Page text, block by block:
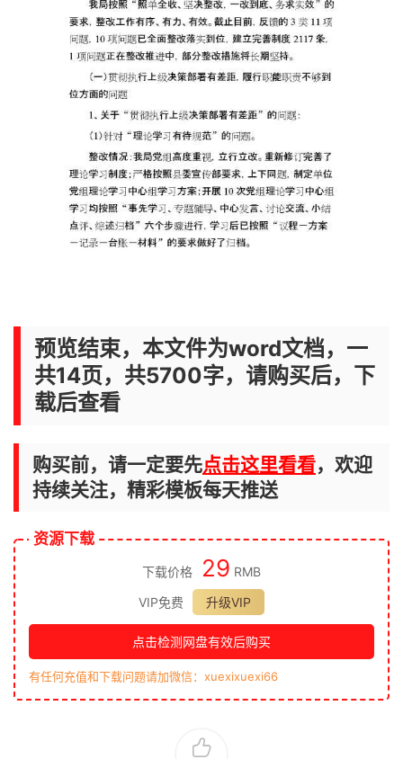
预览结束，本文件为word文档，一
共14页，共5700字，请购买后，下
载后查看
购买前，请一定要先点击这里看看，欢迎
持续关注，精彩模板每天推送
资源下载
下载价格 29 RMB
VIP免费
升级VIP
点击检测网盘有效后购买
有任何充值和下载问题请加微信：xuexixuexi66